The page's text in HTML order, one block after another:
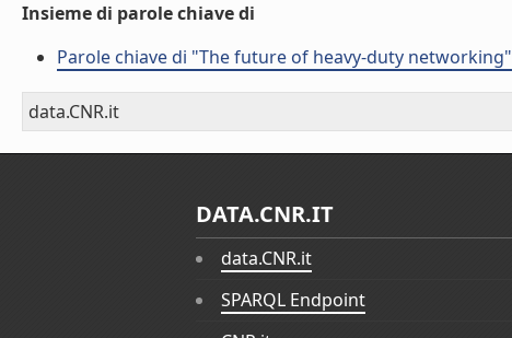
Insieme di parole chiave di
Parole chiave di "The future of heavy-duty networking"
data.CNR.it
DATA.CNR.IT
data.CNR.it
SPARQL Endpoint